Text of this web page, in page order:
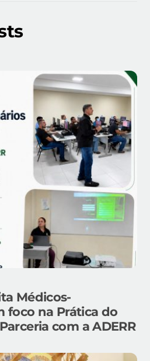
Médicos-
foco na Prática do
com a ADERR